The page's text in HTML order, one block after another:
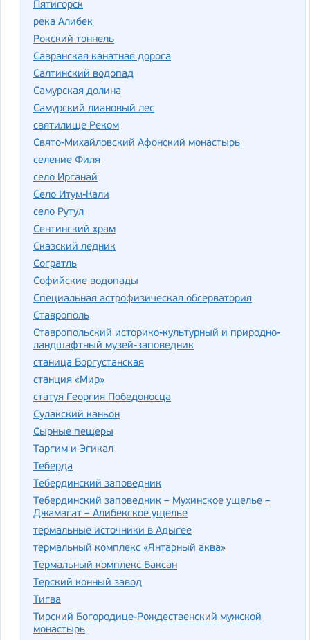
Пятигорск
река Алибек
Рокский тоннель
Савранская канатная дорога
Салтинский водопад
Самурская долина
Самурский лиановый лес
святилище Реком
Свято-Михайловский Афонский монастырь
селение Филя
село Ирганай
Село Итум-Кали
село Рутул
Сентинский храм
Сказский ледник
Согратль
Софийские водопады
Специальная астрофизическая обсерватория
Ставрополь
Ставропольский историко-культурный и природно-
ландшафтный музей-заповедник
станица Боргустанская
станция «Мир»
статуя Георгия Победоносца
Сулакский каньон
Сырные пещеры
Таргим и Эгикал
Теберда
Тебердинский заповедник
Тебердинский заповедник – Мухинское ущелье –
Джамагат – Алибекское ущелье
термальные источники в Адыгее
термальный комплекс «Янтарный аква»
Термальный комплекс Баксан
Терский конный завод
Тигва
Тирский Богородице-Рождественский мужской
монастырь